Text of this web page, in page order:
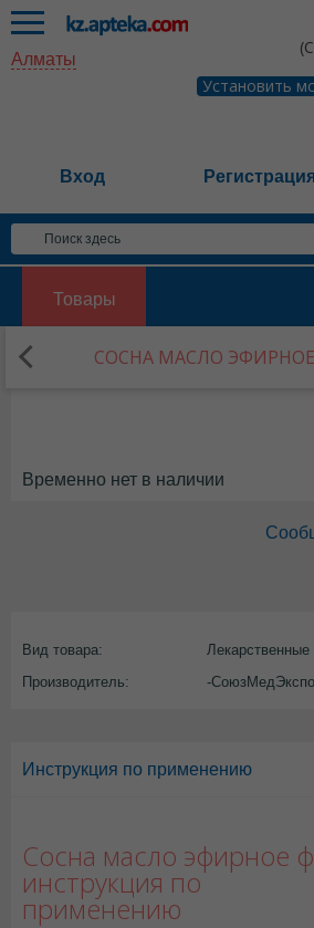
Установить
Алматы
Вход Регистрация
Товары
СОСНА МАСЛО
Временно нет в наличии
Вид товара:
Лекарственные
Производитель:
-
Инструкция по применению
Сосна масло эфирное
инструкция по
применению